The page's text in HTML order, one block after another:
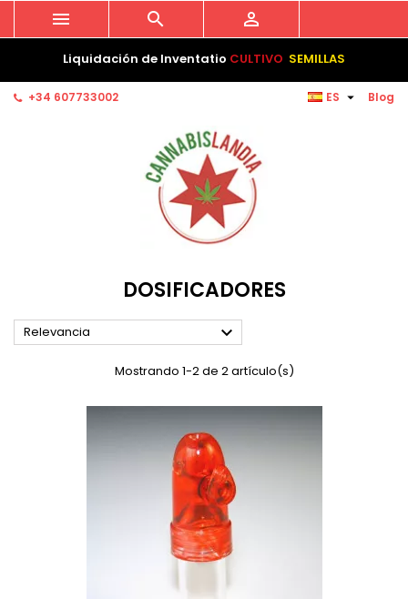
Liquidación de Inventatio CULTIVO SEMILLAS
Blog
+34 607733002 ES 
  
DOSIFICADORES
Relevancia 
Mostrando 1-2 de 2 artículo(s)